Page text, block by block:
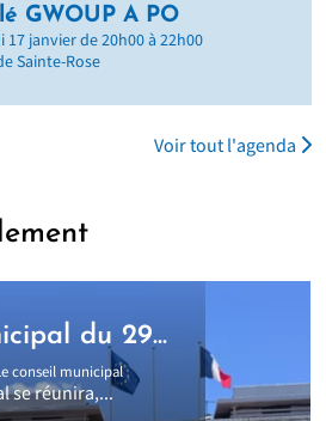
GWOUP A PO
17 janvier de 20h00 à 22h00
Sainte-Rose
Voir tout l'agenda
du 29...
conseil municipal
se réunira,...